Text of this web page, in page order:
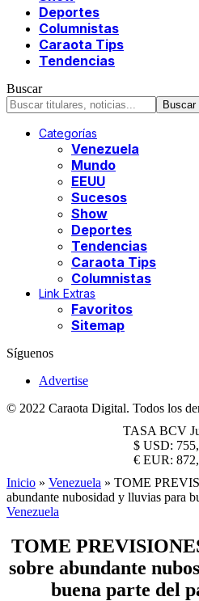
Deportes
Columnistas
Caraota Tips
Tendencias
Buscar
Categorías
Venezuela
Mundo
EEUU
Sucesos
Show
Deportes
Tendencias
Caraota Tips
Columnistas
Link Extras
Favoritos
Sitemap
Síguenos
Advertise
© 2022 Caraota Digital. Todos los
TASA BCV
$ USD:
€ EUR:
Inicio » Venezuela » TOME
abundante nubosidad y lluvias para
Venezuela
TOME
sobre abundante
buena parte del